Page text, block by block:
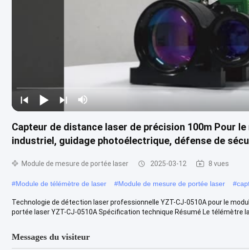
Capteur de distance laser de précision 100m Pour
industriel, guidage photoélectrique, défense de
Module de mesure de portée laser 2025-03-12 8 vues
#Module de télémètre de laser #Module de mesure de portée laser #
Technologie de détection laser professionnelle YZT-CJ-0510A pour le
portée laser YZT-CJ-0510A Spécification technique Résumé Le télémètre
Messages du visiteur